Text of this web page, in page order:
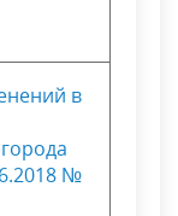
в
№